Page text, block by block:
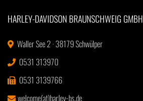
HARLEY-DAVIDSON BRAUNSCHWEIG GMBH
Waller See 2 · 38179 Schwülper
0531 313970
0531 3139766
welcome(at)harley-bs.de